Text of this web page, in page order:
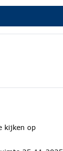
kijken op